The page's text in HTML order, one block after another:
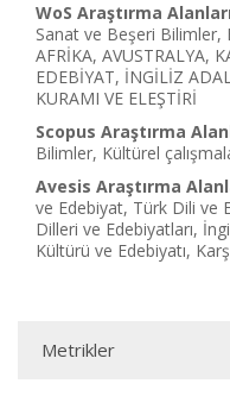
WoS Araştırma
Sanat ve Beşeri Bilimler,
AFRİKA, AVUSTRALYA,
EDEBİYAT, İNGİLİZ
KURAMI VE ELEŞTİRİ
Scopus Araştırma
Bilimler, Kültürel
Avesis Araştırma
ve Edebiyat, Türk Dili ve
Dilleri ve Edebiyatları,
Kültürü ve Edebiyatı,
Metrikler